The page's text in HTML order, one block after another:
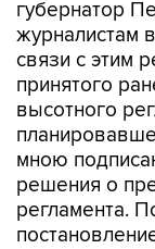
губернатор
журналистам
связи с этим
принятого
высотного
мною
решения о
регламента.